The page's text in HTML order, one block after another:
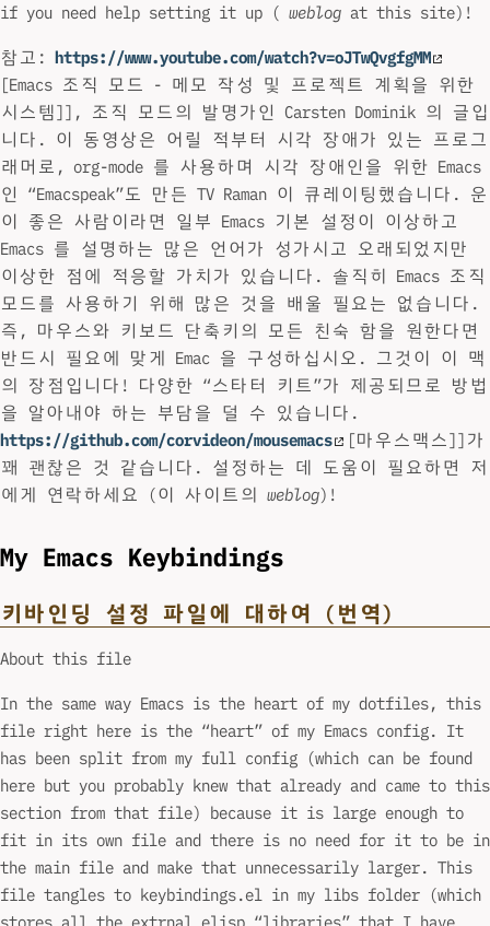
if you need help setting it up ( weblog at this site)!
참고: https://www.youtube.com/watch?v=oJTwQvgfgMM
[Emacs 조직 모드 - 메모 작성 및 프로젝트 계획을 위한
시스템]], 조직 모드의 발명가인 Carsten Dominik 의 글입
니다. 이 동영상은 어릴 적부터 시각 장애가 있는 프로그
래머로, org-mode 를 사용하며 시각 장애인을 위한 Emacs
인 “Emacspeak”도 만든 TV Raman 이 큐레이팅했습니다. 운
이 좋은 사람이라면 일부 Emacs 기본 설정이 이상하고
Emacs 를 설명하는 많은 언어가 성가시고 오래되었지만
이상한 점에 적응할 가치가 있습니다. 솔직히 Emacs 조직
모드를 사용하기 위해 많은 것을 배울 필요는 없습니다.
즉, 마우스와 키보드 단축키의 모든 친숙 함을 원한다면
반드시 필요에 맞게 Emac 을 구성하십시오. 그것이 이 맥
의 장점입니다! 다양한 “스타터 키트”가 제공되므로 방법
을 알아내야 하는 부담을 덜 수 있습니다.
https://github.com/corvideon/mousemacs
[마우스맥스]]가
꽤 괜찮은 것 같습니다. 설정하는 데 도움이 필요하면 저
에게 연락하세요 (이 사이트의 weblog)!
My Emacs Keybindings
키바인딩 설정 파일에 대하여 (번역)
About this file
In the same way Emacs is the heart of my dotfiles, this
file right here is the “heart” of my Emacs config. It
has been split from my full config (which can be found
here but you probably knew that already and came to this
section from that file) because it is large enough to
fit in its own file and there is no need for it to be in
the main file and make that unnecessarily larger. This
file tangles to keybindings.el in my libs folder (which